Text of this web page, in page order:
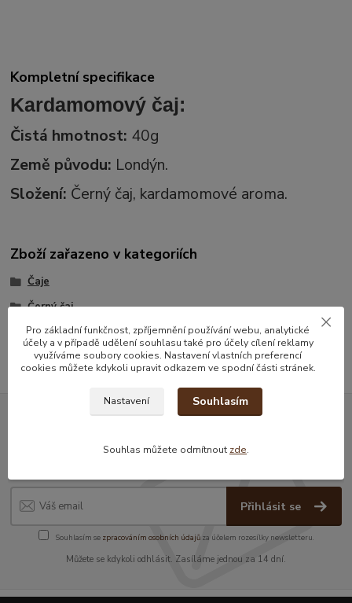
Kompletní specifikace
Kardamomový čaj:
Čistá hmotnost: 40g
Země původu: Londýn.
Složení: Černý čaj, kardamomové aroma.
Zboží zařazeno v kategoriích
Čaje
Černý čaj
Sáčkové čaje
slevy!
Přihlásit se
Souhlasím se zpracováním osobních údajůza účelem rozesílky newsletteru.
Můžete se kdykoli odhlásit. Zasíláme jednou za 14 dní.
Pro základní funkčnost, zpříjemnění používání webu, analytické
účely a v případě udělení souhlasu také pro účely cílení reklamy
využíváme soubory cookies. Nastavení vlastních preferencí
cookies můžete kdykoli upravit odkazem ve spodní části stránek.
Nastavení Souhlasím
Souhlas můžete odmítnout zde.